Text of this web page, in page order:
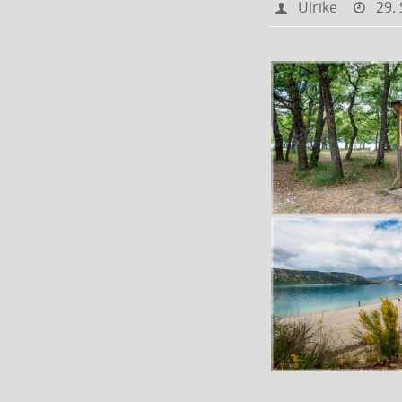
Ulrike 29.